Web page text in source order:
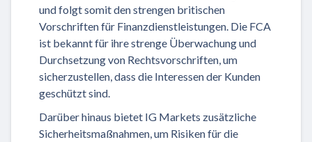
und folgt somit den strengen britischen
Vorschriften für Finanzdienstleistungen. Die FCA
ist bekannt für ihre strenge Überwachung und
Durchsetzung von Rechtsvorschriften, um
sicherzustellen, dass die Interessen der Kunden
geschützt sind.
Darüber hinaus bietet IG Markets zusätzliche
Sicherheitsmaßnahmen, um Risiken für die